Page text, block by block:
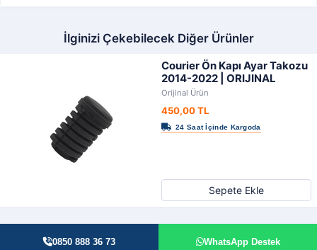
İlginizi Çekebilecek Diğer Ürünler
Courier Ön Kapı Ayar Takozu
2014-2022 | ORIJINAL
Orijinal Ürün
450,00 TL
Sepete Ekle
0850 888 36 73 WhatsApp Destek